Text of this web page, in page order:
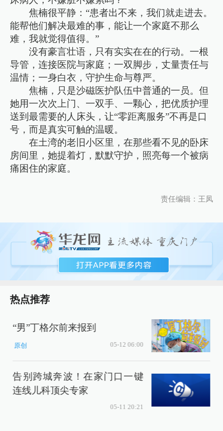
焦楠很平静：“患者出不来，我们就走进去。
能帮他们解决最难的事，能让一个家庭不那么
难，我就觉得值得。”
没有豪言壮语，只有实实在在的行动。一根
导管，连接医院与家庭；一双脚步，丈量责任与
温情；一身白衣，守护生命与尊严。
焦楠，只是沙磁医护队伍中普通的一员。但
她用一次次上门、一双手、一颗心，把优质护理
送到最需要的人床头，让“零距离服务”不再是口
号，而是真实可触的温暖。
在土湾的老旧小区里，在那些看不见的卧床
房间里，她提着灯，默默守护，照亮每一个被病
痛困住的家庭。
责任编辑：王凤
热点推荐
“男”丁格尔前来报到
原创 05-12 06:00
告别跨城奔波！在家门口一键
连线儿科顶尖专家
05-11 20:21